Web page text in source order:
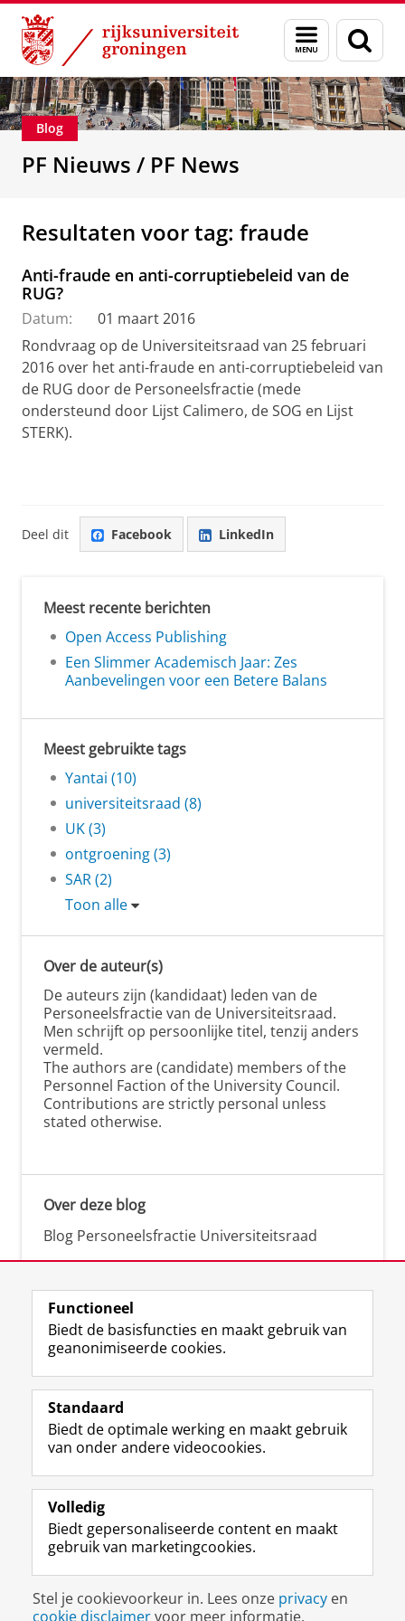
Skip
Content
Skip
Navigation
Menu
en
zoeken
Over ons De Personeelsfractie
Blog
PF Nieuws / PF News
Resultaten voor tag: fraude
Anti-fraude en anti-corruptiebeleid van de
RUG?
Datum:
01 maart 2016
Rondvraag op de Universiteitsraad van 25 februari
2016 over het anti-fraude en anti-corruptiebeleid van
de RUG door de Personeelsfractie (mede
ondersteund door Lijst Calimero, de SOG en Lijst
STERK).
Deel dit Facebook LinkedIn
Meest recente berichten
Open Access Publishing
Een Slimmer Academisch Jaar: Zes
Aanbevelingen voor een Betere Balans
Meest gebruikte tags
Yantai (10)
universiteitsraad (8)
UK (3)
ontgroening (3)
SAR (2)
Toon alle
Over de auteur(s)
De auteurs zijn (kandidaat) leden van de
Personeelsfractie van de Universiteitsraad.
Men schrijft op persoonlijke titel, tenzij anders
vermeld.
The authors are (candidate) members of the
Personnel Faction of the University Council.
Contributions are strictly personal unless
stated otherwise.
Over deze blog
Blog Personeelsfractie Universiteitsraad
Volg de RUG
F
a
e
b
o
p
a
i
n
a
L
i
k
e
I
-
p
g
i
n
R
S
-
f
e
R
k
s
u
I
n
t
r
m
c
c
o
Y
o
T
e
k
a
a
Studiekiezers
Alumni
Over ons
Disclaimer & Copyright
Inloggen
Functioneel
Biedt de basisfuncties en maakt gebruik van
geanonimiseerde cookies.
Standaard
Biedt de optimale werking en maakt gebruik
van onder andere videocookies.
Volledig
Biedt gepersonaliseerde content en maakt
gebruik van marketingcookies.
Stel je cookievoorkeur in. Lees onze privacy en
cookie disclaimervoor meer informatie.